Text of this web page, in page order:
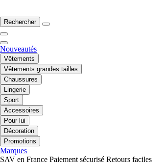
Rechercher
Nouveautés
Vêtements
Vêtements grandes tailles
Chaussures
Lingerie
Sport
Accessoires
Pour lui
Décoration
Promotions
Marques
SAV en France Paiement sécurisé Retours faciles